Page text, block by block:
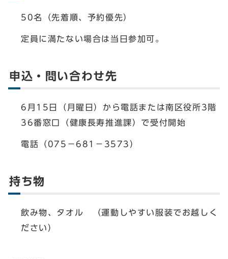
50名（先着順、予約優先）
定員に満たない場合は当日参加可。
申込・問い合わせ先
6月15日（月曜日）から電話または南区役所3階
36番窓口（健康長寿推進課）で受付開始
電話（075－681－3573）
持ち物
飲み物、タオル （運動しやすい服装でお越しく
ださい）